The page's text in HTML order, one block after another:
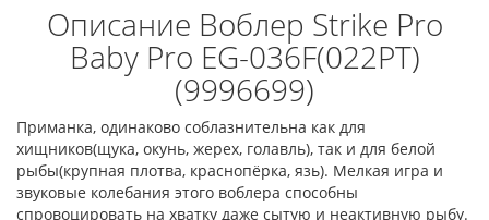
Описание Воблер Strike Pro
Baby Pro EG-036F(022PT)
(9996699)
Приманка, одинаково соблазнительна как для
хищников(щука, окунь, жерех, голавль), так и для белой
рыбы(крупная плотва, краснопёрка, язь). Мелкая игра и
звуковые колебания этого воблера способны
спровоцировать на хватку даже сытую и неактивную рыбу.